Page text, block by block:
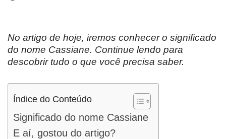
No artigo de hoje, iremos conhecer o significado
do nome Cassiane. Continue lendo para
descobrir tudo o que você precisa saber.
Índice do Conteúdo
Significado do nome Cassiane
E aí, gostou do artigo?